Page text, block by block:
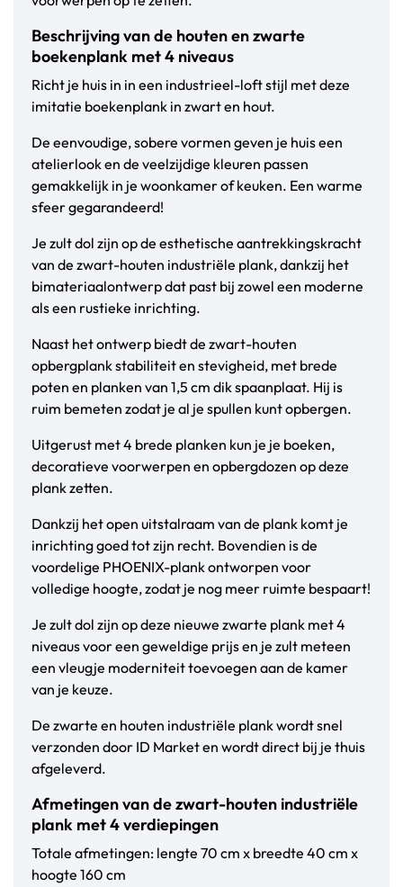
Beschrijving van de houten en zwarte
boekenplank met 4 niveaus
Richt je huis in in een industrieel-loft stijl met deze
imitatie boekenplank in zwart en hout.
De eenvoudige, sobere vormen geven je huis een
atelierlook en de veelzijdige kleuren passen
gemakkelijk in je woonkamer of keuken. Een warme
sfeer gegarandeerd!
Je zult dol zijn op de esthetische aantrekkingskracht
van de zwart-houten industriële plank, dankzij het
bimateriaalontwerp dat past bij zowel een moderne
als een rustieke inrichting.
Naast het ontwerp biedt de zwart-houten
opbergplank stabiliteit en stevigheid, met brede
poten en planken van 1,5 cm dik spaanplaat. Hij is
ruim bemeten zodat je al je spullen kunt opbergen.
Uitgerust met 4 brede planken kun je je boeken,
decoratieve voorwerpen en opbergdozen op deze
plank zetten.
Dankzij het open uitstalraam van de plank komt je
inrichting goed tot zijn recht. Bovendien is de
voordelige PHOENIX-plank ontworpen voor
volledige hoogte, zodat je nog meer ruimte bespaart!
Je zult dol zijn op deze nieuwe zwarte plank met 4
niveaus voor een geweldige prijs en je zult meteen
een vleugje moderniteit toevoegen aan de kamer
van je keuze.
De zwarte en houten industriële plank wordt snel
verzonden door ID Market en wordt direct bij je thuis
afgeleverd.
Afmetingen van de zwart-houten industriële
plank met 4 verdiepingen
Totale afmetingen: lengte 70 cm x breedte 40 cm x
hoogte 160 cm